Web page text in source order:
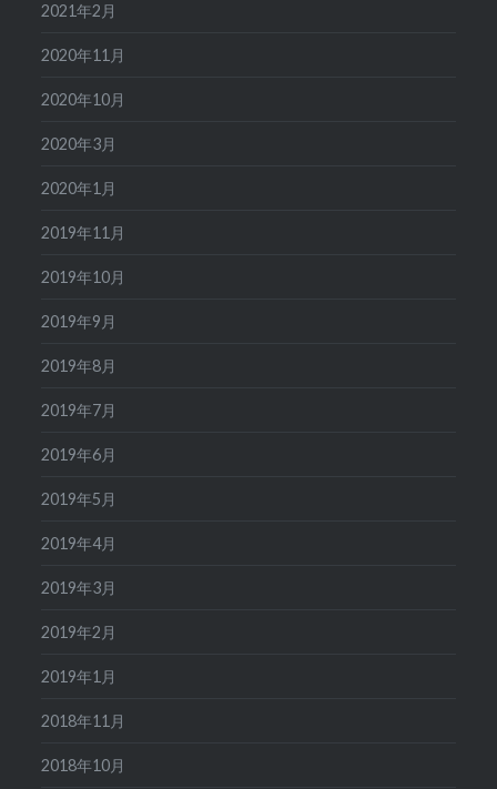
2021年2月
2020年11月
2020年10月
2020年3月
2020年1月
2019年11月
2019年10月
2019年9月
2019年8月
2019年7月
2019年6月
2019年5月
2019年4月
2019年3月
2019年2月
2019年1月
2018年11月
2018年10月